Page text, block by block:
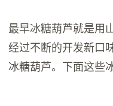
最早冰糖葫芦就是用
经过不断的开发新口
冰糖葫芦。下面这些